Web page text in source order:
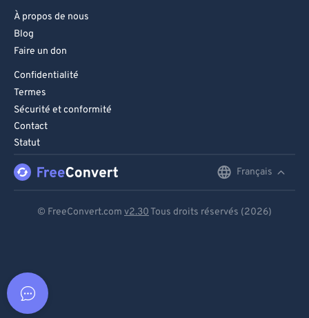
À propos de nous
Blog
Faire un don
Confidentialité
Termes
Sécurité et conformité
Contact
Statut
Français
© FreeConvert.com v2.30 Tous droits réservés (2026)